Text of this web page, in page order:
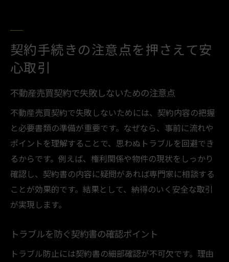
売主・買主が当日確認すべき最終チェック
事項
トラブル防止のための最終確認ポイント
トラブル回避に役立つ不動産売買知識
不動産売買契約でよくあるトラブル事例を
紹介
トラブル回避のために知っておきたい知識
とは
不動産会社との信頼関係を築くポイント
契約時に押さえておきたい法的知識
専門用語「あんこ」の意味と正しい理解
安心して不動産売買契約を進めるための心
契約手続きの注意点を押さえて安
心取引
不動産売買契約で失敗しないための注意点
不動産売買契約で失敗しないためには、契約内容の把握
と必要書類の準備が重要です。なぜなら、事前に流れや
ポイントを理解することで、思わぬトラブルを回避でき
るからです。例えば、権利関係や物件の現状をしっかり
確認し、契約書の内容に疑問があれば専門家に相談する
ことが効果的です。結果として、納得のいく安全な取引
が実現します。
トラブルを防ぐ契約書の確認ポイント
トラブル防止には契約書の細部確認が不可欠です。理由